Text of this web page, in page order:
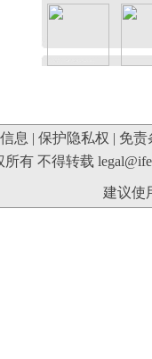
息 | 保护隐私权 | 免责
所有 不得转载
建议使